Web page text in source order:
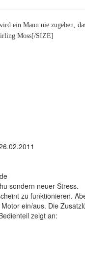
ein Mann nie zugeben,
Moss[/SIZE]
sondern neuer Stress.
zu funktionieren.
ein/aus. Die
zeigt an: